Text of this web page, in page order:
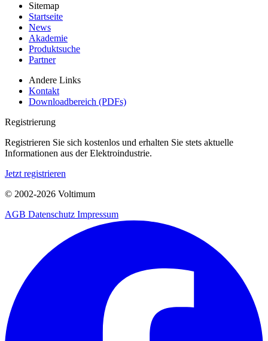
Sitemap
Startseite
News
Akademie
Produktsuche
Partner
Andere Links
Kontakt
Downloadbereich (PDFs)
Registrierung
Registrieren Sie sich kostenlos und erhalten Sie stets aktuelle
Informationen aus der Elektroindustrie.
Jetzt registrieren
© 2002-2026 Voltimum
AGB Datenschutz Impressum